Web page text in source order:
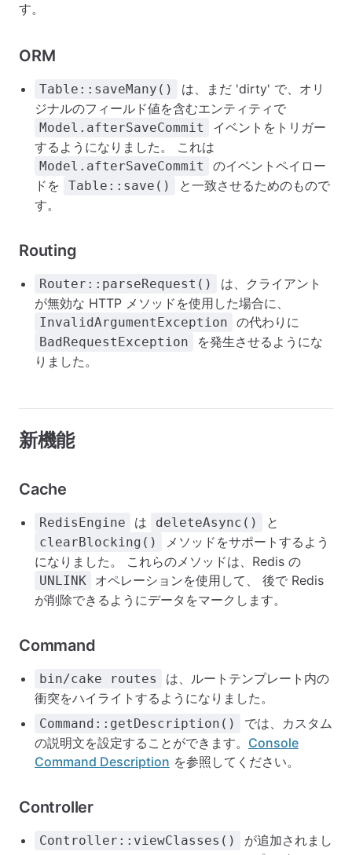
す。
ORM
Table::saveMany()
は、まだ 'dirty' で、オリ
ジナルのフィールド値を含むエンティティで
Model.afterSaveCommit
イベントをトリガー
するようになりました。 これは
Model.afterSaveCommit
のイベントペイロー
ドを
Table::save()
と一致させるためのもので
す。
Routing
Router::parseRequest()
は、クライアント
が無効な HTTP メソッドを使用した場合に、
InvalidArgumentException の代わりに
BadRequestException
を発生させるようにな
りました。
新機能
Cache
RedisEngine は deleteAsync() と
clearBlocking()
メソッドをサポートするよう
になりました。 これらのメソッドは、Redis の
UNLINK
オペレーションを使用して、 後で Redis
が削除できるようにデータをマークします。
Command
bin/cake routes
は、ルートテンプレート内の
衝突をハイライトするようになりました。
Command::getDescription()
では、カスタム
の説明文を設定することができます。 Console
Command Description を参照してください。
Controller
Controller::viewClasses()
が追加されまし